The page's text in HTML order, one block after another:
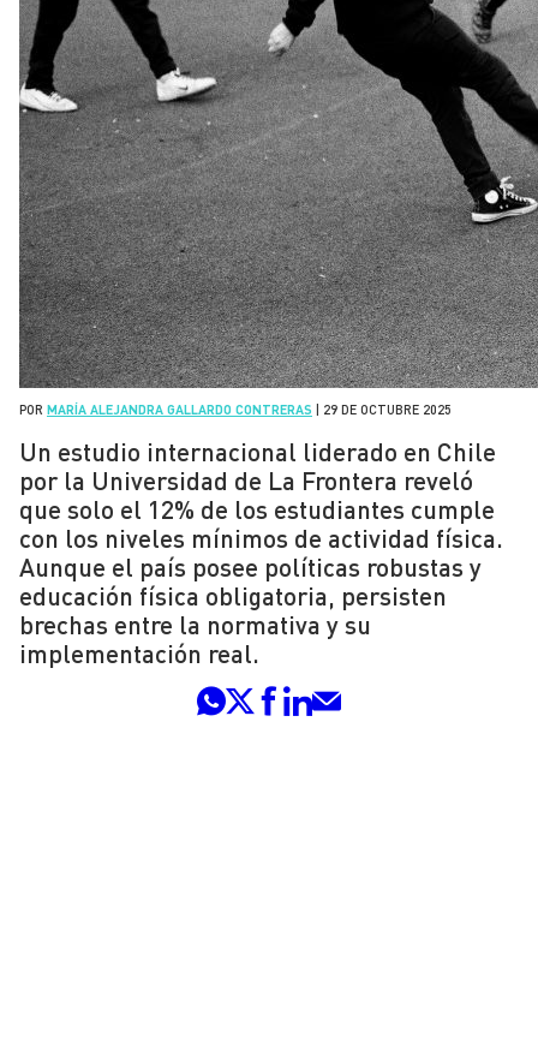
POR MARÍA ALEJANDRA GALLARDO CONTRERAS 29 DE OCTUBRE 2025
Un estudio internacional liderado en Chile
por la Universidad de La Frontera reveló
que solo el 12% de los estudiantes cumple
con los niveles mínimos de actividad física.
Aunque el país posee políticas robustas y
educación física obligatoria, persisten
brechas entre la normativa y su
implementación real.